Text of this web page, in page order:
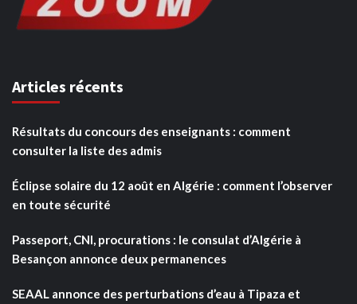
Articles récents
Résultats du concours des enseignants : comment
consulter la liste des admis
Éclipse solaire du 12 août en Algérie : comment l’observer
en toute sécurité
Passeport, CNI, procurations : le consulat d’Algérie à
Besançon annonce deux permanences
SEAAL annonce des perturbations d’eau à Tipaza et